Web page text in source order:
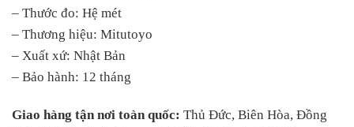
– Thước đo: Hệ mét
– Thương hiệu: Mitutoyo
– Xuất xứ: Nhật Bản
– Bảo hành: 12 tháng
Giao hàng tận nơi toàn quốc: Thủ Đức, Biên Hòa, Đồng